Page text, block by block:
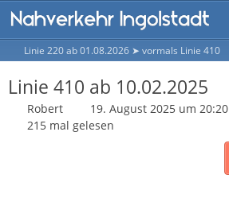
Linie 220 ab 01.08.2026 ➤ vormals Linie 410
Linie 410 ab 10.02.2025
Robert 19. August 2025 um 20:20
215 mal gelesen